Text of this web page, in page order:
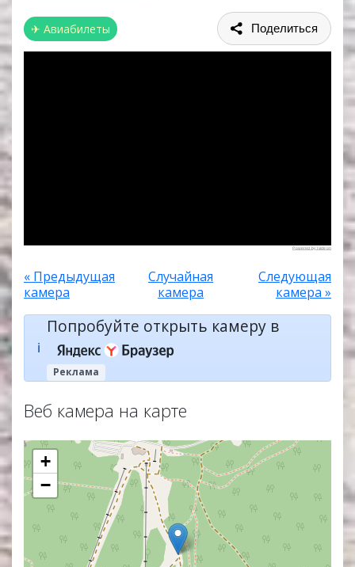
✈ Авиабилеты Поделиться
Powered by Ivideon
« Предыдущая
камера
Случайная
камера
Следующая
камера »
ℹ️
Попробуйте открыть камеру в
Реклама
Веб камера на карте
+
−